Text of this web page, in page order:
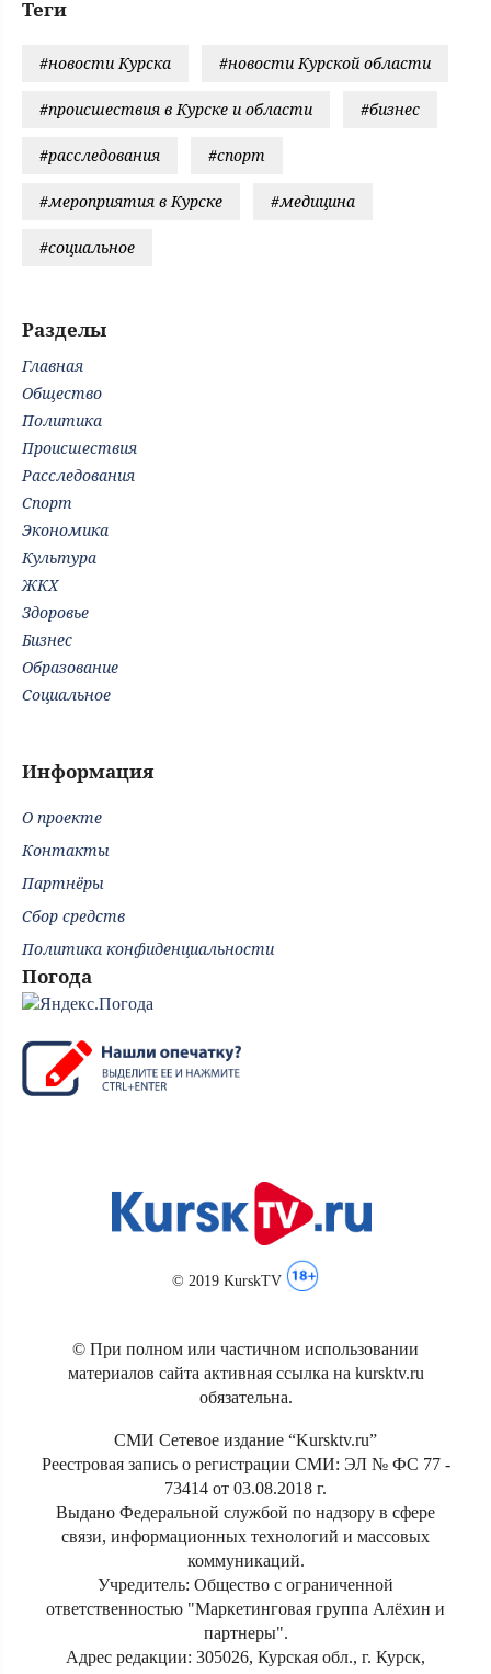
Теги
#новости Курска #новости Курской области
#происшествия в Курске и области #бизнес
#расследования #спорт
#мероприятия в Курске #медицина
#социальное
Разделы
Главная
Общество
Политика
Происшествия
Расследования
Спорт
Экономика
Культура
ЖКХ
Здоровье
Бизнес
Образование
Социальное
Информация
О проекте
Контакты
Партнёры
Сбор средств
Политика конфиденциальности
Погода
© 2019 KurskTV
© При полном или частичном использовании
материалов сайта активная ссылка на kursktv.ru
обязательна.
СМИ Сетевое издание “Kursktv.ru”
Реестровая запись о регистрации СМИ: ЭЛ № ФС 77 -
73414 от 03.08.2018 г.
Выдано Федеральной службой по надзору в сфере
связи, информационных технологий и массовых
коммуникаций.
Учредитель: Общество с ограниченной
ответственностью "Маркетинговая группа Алёхин и
партнеры".
Адрес редакции: 305026, Курская обл., г. Курск,